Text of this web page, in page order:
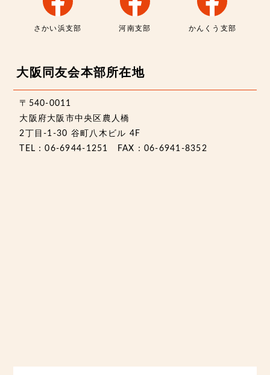
さかい浜支部 河南支部 かんくう支部
大阪同友会本部所在地
〒540-0011
大阪府大阪市中央区農人橋
2丁目-1-30 谷町八木ビル 4F
TEL：06-6944-1251 FAX：06-6941-8352